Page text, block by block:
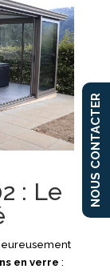
: Le
en verre :
NOUS CONTACTER